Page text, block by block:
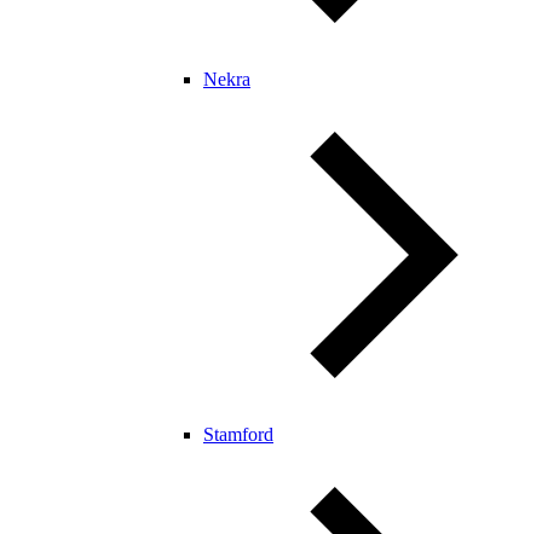
Nekra
Stamford